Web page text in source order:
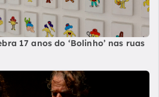
17 anos do ‘Bolinho’ nas ruas